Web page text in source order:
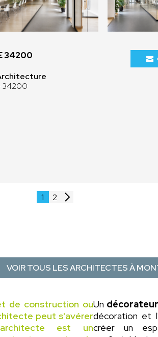
34200
34200
1 2
VOIR TOUS LES ARCHITECTES À
de construction ou
peut s'avérer
est un
Un
décoration et
créer un